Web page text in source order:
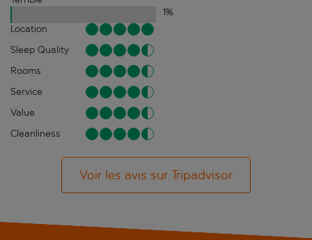
1%
Location
Sleep Quality
Rooms
Service
Value
Cleanliness
Voir les avis sur Tripadvisor